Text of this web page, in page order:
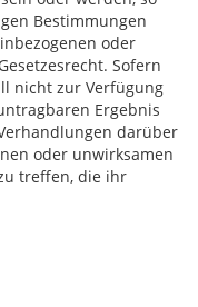
Bestimmungen
oder
Sofern
nicht zur Verfügung
Ergebnis
darüber
oder unwirksamen
treffen, die ihr